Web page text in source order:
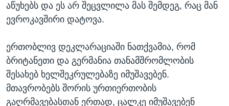
აწუხებს და ეს არ შეცვლილა მას შემდეგ, რაც მან
ევროკავშირი დატოვა.
ერთობლივ დეკლარაციაში ნათქვამია, რომ
ბრიტანეთი და გერმანია თანამშრომლობის
შესახებ ხელშეკრულებაზე იმუშავებენ.
მთავრობებს შორის ურთიერთობის
გაღრმავებასთან ერთად, ცალკე იმუშავებენ